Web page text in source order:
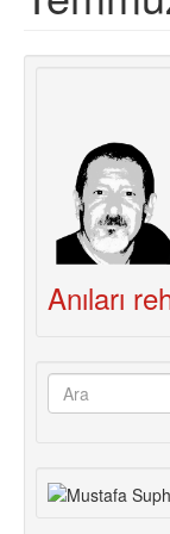
Anıları
Arama